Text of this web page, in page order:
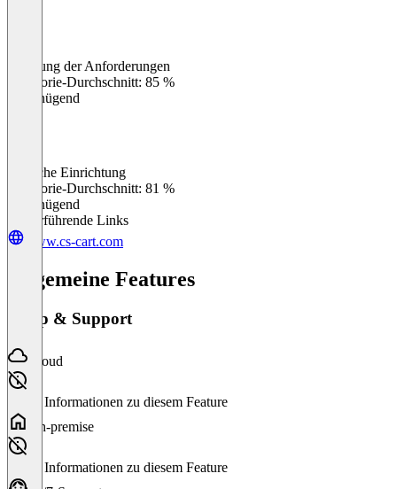
Erfüllung der Anforderungen
Kategorie-Durchschnitt: 85 %
Ungenügend
Einfache Einrichtung
Kategorie-Durchschnitt: 81 %
Ungenügend
Weiterführende Links
www.cs-cart.com
Allgemeine Features
Setup & Support
Cloud
Keine Informationen zu diesem Feature
On-premise
Keine Informationen zu diesem Feature